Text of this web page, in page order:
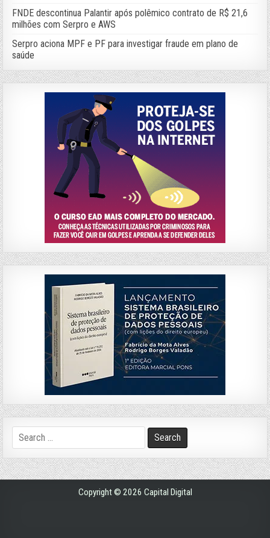
FNDE descontinua Palantir após polêmico contrato de R$ 21,6
milhões com Serpro e AWS
Serpro aciona MPF e PF para investigar fraude em plano de
saúde
Search
for:
Copyright © 2026 Capital Digital